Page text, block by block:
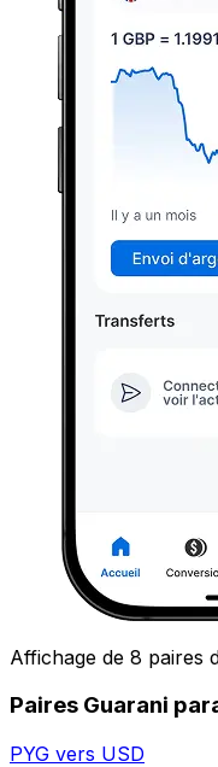
Affichage de 8 paires
Paires Guarani
PYG vers USD